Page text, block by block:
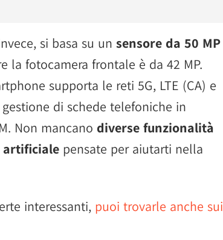
si basa su un sensore da 50 MP
la fotocamera frontale è da 42 MP.
supporta le reti 5G, LTE (CA) e
di schede telefoniche in
Non mancano diverse funzionalità
artificiale pensate per aiutarti nella
interessanti, puoi trovarle anche sui